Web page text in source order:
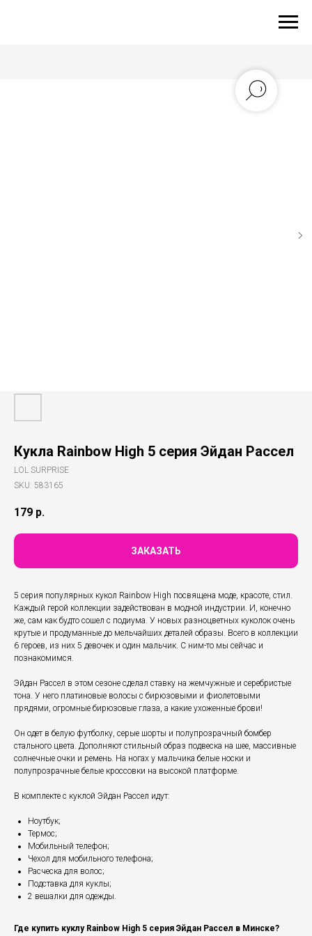
Кукла Rainbow High 5 серия Эйдан Рассел
LOL SURPRISE
SKU: 583165
179 р.
ЗАКАЗАТЬ
5 серия популярных кукол Rainbow High посвящена моде, красоте, стил.
Каждый герой коллекции задействован в модной индустрии. И, конечно
же, сам как будто сошел с подиума. У новых разноцветных куколок очень
крутые и продуманные до мельчайших деталей образы. Всего в коллекции
6 героев, из них 5 девочек и один мальчик. С ним-то мы сейчас и
познакомимся.
Эйдан Рассел в этом сезоне сделал ставку на жемчужные и серебристые
тона. У него платиновые волосы с бирюзовыми и фиолетовыми
прядями, огромные бирюзовые глаза, а какие ухоженные брови!
Он одет в белую футболку, серые шорты и полупрозрачный бомбер
стального цвета. Дополняют стильный образ подвеска на шее, массивные
солнечные очки и ремень. На ногах у мальчика белые носки и
полупрозрачные белые кроссовки на высокой платформе.
В комплекте с куклой Эйдан Рассел идут:
Ноутбук;
Термос;
Мобильный телефон;
Чехол для мобильного телефона;
Расческа для волос;
Подставка для куклы;
2 вешалки для одежды.
Где купить куклу Rainbow High 5 серия Эйдан Рассел в Минске?